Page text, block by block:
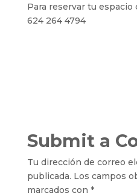
Para reservar tu espacio
624 264 4794
Submit a
Tu dirección de correo
publicada. Los campos
marcados con *